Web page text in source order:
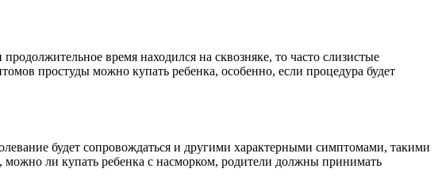
время находился на сквозняке, то часто слизистые
простуды можно купать ребенка, особенно, если процедура будет
будет сопровождаться и другими характерными симптомами, такими
ли купать ребенка с насморком, родители должны принимать